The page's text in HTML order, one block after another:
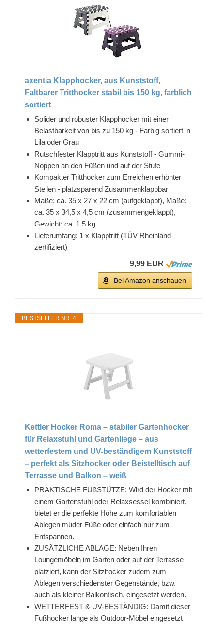
axentia Klapphocker, aus Kunststoff,
Faltbarer Tritthocker stabil bis 150 kg, farblich
sortiert
Solider und robuster Klapphocker mit einer
Belastbarkeit von bis zu 150 kg - Farbig sortiert in
Lila oder Grau
Rutschfester Klapptritt aus Kunststoff - Gummi-
Noppen an den Füßen und auf der Stufe
Kompakter Tritthocker zum Erreichen erhöhter
Stellen - platzsparend Zusammenklappbar
Maße: ca. 35 x 27 x 22 cm (aufgeklappt), Maße:
ca. 35 x 34,5 x 4,5 cm (zusammengeklappt),
Gewicht: ca. 1,5 kg
Lieferumfang: 1 x Klapptritt (TÜV Rheinland
zertifiziert)
9,99 EUR
Bei Amazon anschauen
BESTSELLER NR. 4
Kettler Hocker Roma – stabiler Gartenhocker
für Relaxstuhl und Gartenliege – aus
wetterfestem und UV-beständigem Kunststoff
– perfekt als Sitzhocker oder Beistelltisch auf
Terrasse und Balkon – weiß
PRAKTISCHE FUßSTÜTZE: Wird der Hocker mit
einem Gartenstuhl oder Relaxsessel kombiniert,
bietet er die perfekte Höhe zum komfortablen
Ablegen müder Füße oder einfach nur zum
Entspannen.
ZUSÄTZLICHE ABLAGE: Neben Ihren
Loungemöbeln im Garten oder auf der Terrasse
platziert, kann der Sitzhocker zudem zum
Ablegen verschiedenster Gegenstände, bzw.
auch als kleiner Balkontisch, eingesetzt werden.
WETTERFEST & UV-BESTÄNDIG: Damit dieser
Fußhocker lange als Outdoor-Möbel eingesetzt